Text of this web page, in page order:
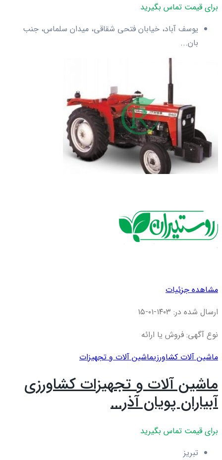
برای قیمت تماس بگیرید
یوسف آباد، خیابان فتحی شقاقی، میدان سلماس، جنب
بان...
مشاهده جزئیات
ارسال شده در: ۱۴۰۳-۰۱-۱۵
نوع آگهی: فروش یا ارائه
ماشین آلات کشاورزیماشین آلات و تجهیزات
ماشین آلات و تجهیزات کشاورزی
آبیاران پویان آذر...
برای قیمت تماس بگیرید
تبریز